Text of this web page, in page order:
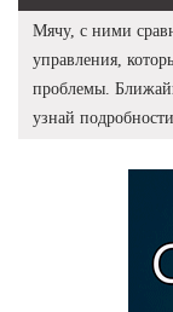
Мячу, с ними
управления,
проблемы.
узнай